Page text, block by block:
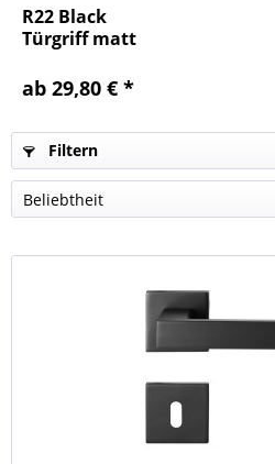
R22 Black
Türgriff matt
ab 29,80 € *
Filtern